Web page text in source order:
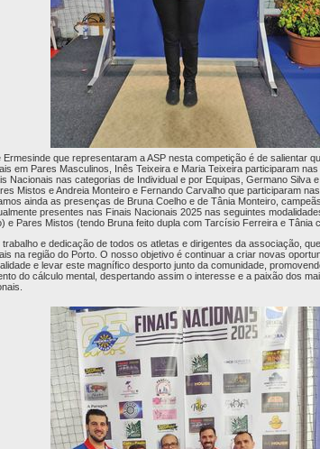
que representaram a ASP nesta competição é de salientar
em Pares Masculinos, Inês Teixeira e Maria Teixeira participaram
Nacionais nas categorias de Individual e por Equipas, Germano Silva
Mistos e Andreia Monteiro e Fernando Carvalho que participaram
ainda as presenças de Bruna Coelho e de Tânia Monteiro,
presentes nas Finais Nacionais 2025 nas seguintes
e Pares Mistos (tendo Bruna feito dupla com Tarcísio Ferreira e Tânia
e dedicação de todos os atletas e dirigentes da associação,
na região do Porto. O nosso objetivo é continuar a criar novas
e levar este magnífico desporto junto da comunidade,
do cálculo mental, despertando assim o interesse e a paixão dos